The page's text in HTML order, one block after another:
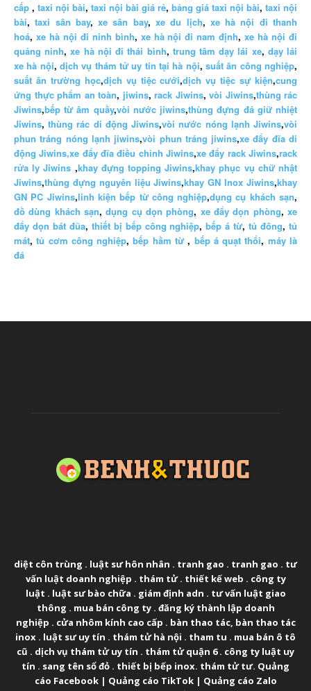
cấp , taxi nội bài, taxi nội bài giá rẻ, bảng giá taxi nội bài, taxi nội
bài,taxi sân bay,xe sân bay,xe du lịch, xe hà nội đi thanh
hoá, xe hà nội đi ninh bình, xe hà nội đi nam định,xe hà nội đi
quảng ninh,xe hà nội đi thái bình, trung tâm dạy lái xe, dạy lái
xe hà nội,dịch vụ thám tử uy tín tại hà nội,suất ăn công nghiệp,
suất ăn trường học,dịch vụ tiệc cưới,dịch vụ tiệc sự kiện,cung
ứng thực phẩm an toàn, jiwins, rack Jiwins, vòi Jiwins,thùng rác
Jiwins,bếp từ âm quầy,vòi nước jiwins,thùng đựng đá giữ nhiệt
Jiwins,thùng rác di động Jiwins,vòi nước nóng lạnh Jiwins,vòi
phun tráng nóng lạnh jiwins,vòi phun tráng jiwins,xe đẩy đĩa di
động Jiwins,xe đẩy đĩa điều chỉnh Jiwins,xe đẩy rack Jiwins,rack
rửa ly Jiwins ,khay đựng topping Jiwins,khay phục vụ chữ nhật
Jiwins,thùng đựng nguyên liệu Jiwins,khay GN Inox Jiwins,khay
GN PC Jiwins,linh kiện bếp từ công nghiệp,dụng cụ khách sạn,
đồ dùng khách sạn,dụng cụ dọn phòng, xe đẩy dọn phòng,xe
đẩy dọn bát đũa, thiết bị bếp công nghiệp,bếp á từ,tủ đông,tủ
mát,tủ cơm công nghiệp,bếp hầm từ , bếp á quạt thổi, máy là
đá
diệt côn trùng . luật sư hôn nhân . tranh gao . tranh gao . tư
vấn luật doanh nghiệp . thám tử. thiết kế web . công ty
luật . luật sư bào chữa . giám định adn . tư vấn luật giao
thông . mua bán công ty. đăng ký thành lập doanh
nghiệp . cửa nhôm kính cao cấp . bàn thao tác, bàn thao tác
inox . luật sư uy tín . thám tử hà nội . tham tu . mua bán ô tô
cũ . dịch vụ thám tử uy tín . thám tử quận 6. công ty luật uy
tín . sang tên sổ đỏ . thiết bị bếp inox. thám tử tư. Quảng
cáo Facebook| Quảng cáo TikTok| Quảng cáo Zalo